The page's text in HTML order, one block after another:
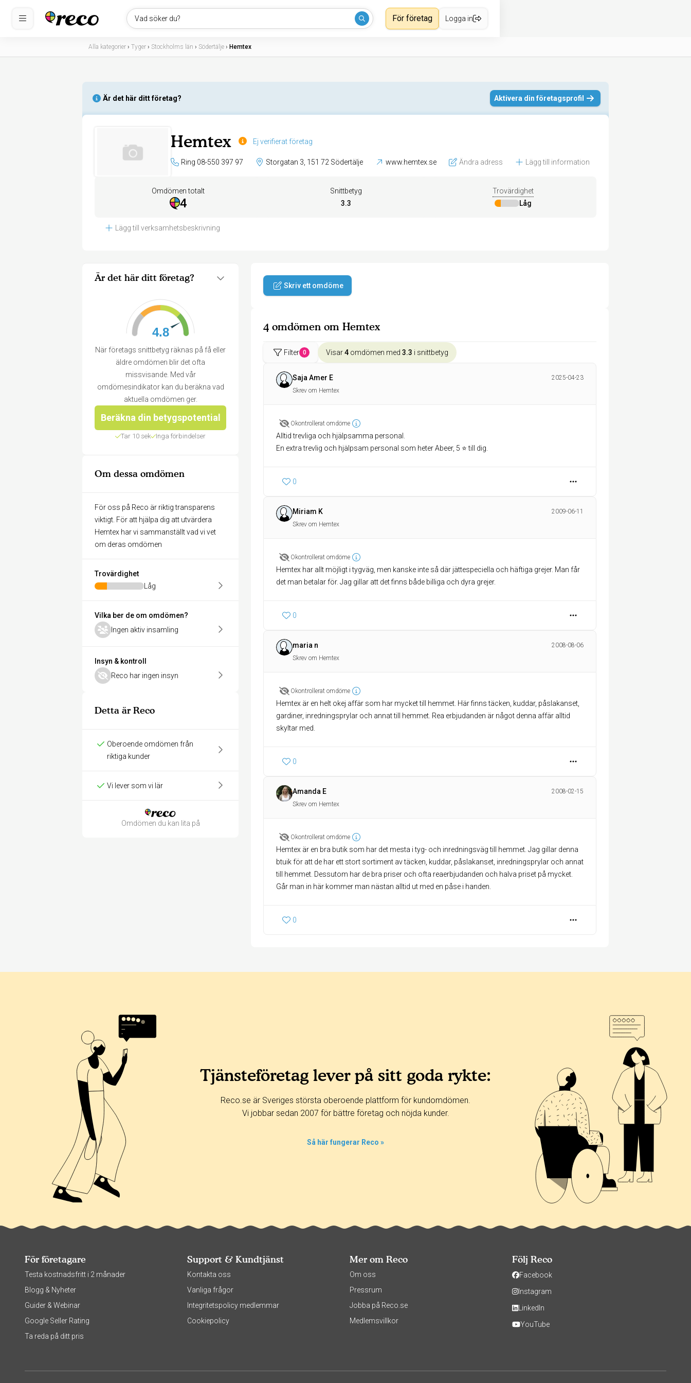
Vad söker du? För företag Logga in
Alla kategorier › Tyger › Stockholms län › Södertälje › Hemtex
Är det här ditt företag? Aktivera din företagsprofil
Hemtex Ej verifierat företag
Ring 08-550 397 97 Storgatan 3, 151 72 Södertälje www.hemtex.se Ändra adress Lägg till information
Omdömen totalt
4
Snittbetyg
3.3
Trovärdighet
Låg
Lägg till verksamhetsbeskrivning
Är det här ditt företag?
4.8
När företags snittbetyg räknas på få eller
äldre omdömen blir det ofta
missvisande. Med vår
omdömesindikator kan du beräkna vad
aktuella omdömen ger.
Beräkna din betygspotential
Tar 10 sek Inga förbindelser
Om dessa omdömen
För oss på Reco är riktig transparens
viktigt. För att hjälpa dig att utvärdera
Hemtex har vi sammanställt vad vi vet
om deras omdömen
Trovärdighet
Låg
Vilka ber de om omdömen?
Ingen aktiv insamling
Insyn & kontroll
Reco har ingen insyn
Detta är Reco
Oberoende omdömen från
riktiga kunder
Vi lever som vi lär
Omdömen du kan lita på
Skriv ett omdöme
4 omdömen om Hemtex
Filter 0 Visar4 omdömen med 3.3 i snittbetyg
Saja Amer E
2025-04-23
Skrev om Hemtex
Okontrollerat omdöme
Alltid trevliga och hjälpsamma personal.
En extra trevlig och hjälpsam personal som heter Abeer, 5 ⭐️ till dig.
0
Miriam K
2009-06-11
Skrev om Hemtex
Okontrollerat omdöme
Hemtex har allt möjligt i tygväg, men kanske inte så där jättespeciella och häftiga grejer. Man får
det man betalar för. Jag gillar att det finns både billiga och dyra grejer.
0
maria n
2008-08-06
Skrev om Hemtex
Okontrollerat omdöme
Hemtex är en helt okej affär som har mycket till hemmet. Här finns täcken, kuddar, påslakanset,
gardiner, inredningsprylar och annat till hemmet. Rea erbjudanden är något denna affär alltid
skyltar med.
0
Amanda E
2008-02-15
Skrev om Hemtex
Okontrollerat omdöme
Hemtex är en bra butik som har det mesta i tyg- och inredningsväg till hemmet. Jag gillar denna
btuik för att de har ett stort sortiment av täcken, kuddar, påslakanset, inredningsprylar och annat
till hemmet. Dessutom har de bra priser och ofta reaerbjudanden och halva priset på mycket.
Går man in här kommer man nästan alltid ut med en påse i handen.
0
365 dagar 90 dagar
30 dagar
Tjänsteföretag lever på sitt goda rykte:
Reco.se är Sveriges största oberoende plattform för kundomdömen.
Vi jobbar sedan 2007 för bättre företag och nöjda kunder.
Så här fungerar Reco »
För företagare
Testa kostnadsfritt i 2 månader
Blogg & Nyheter
Guider & Webinar
Google Seller Rating
Ta reda på ditt pris
Support & Kundtjänst
Kontakta oss
Vanliga frågor
Integritetspolicy medlemmar
Cookiepolicy
Mer om Reco
Om oss
Pressrum
Jobba på Reco.se
Medlemsvillkor
Följ Reco
Facebook
Instagram
LinkedIn
YouTube